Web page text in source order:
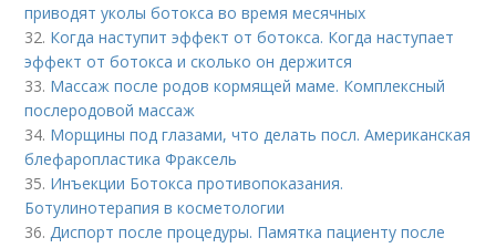
приводят уколы ботокса во время месячных
32. Когда наступит эффект от ботокса. Когда наступает
эффект от ботокса и сколько он держится
33. Массаж после родов кормящей маме. Комплексный
послеродовой массаж
34. Морщины под глазами, что делать посл. Американская
блефаропластика Фраксель
35. Инъекции Ботокса противопоказания.
Ботулинотерапия в косметологии
36. Диспорт после процедуры. Памятка пациенту после